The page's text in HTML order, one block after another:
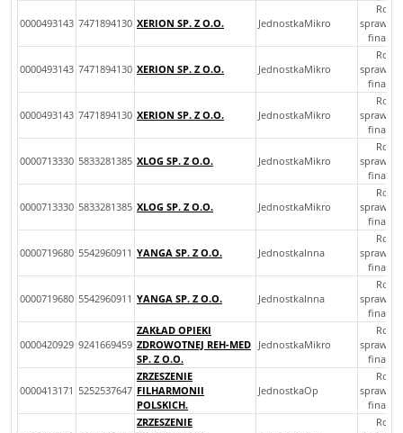
0000493143 7471894130 XERION SP. Z O.O. JednostkaMikro
0000493143 7471894130 XERION SP. Z O.O. JednostkaMikro
0000493143 7471894130 XERION SP. Z O.O. JednostkaMikro
0000713330 5833281385 XLOG SP. Z O.O. JednostkaMikro
0000713330 5833281385 XLOG SP. Z O.O. JednostkaMikro
0000719680 5542960911 YANGA SP. Z O.O. JednostkaInna
0000719680 5542960911 YANGA SP. Z O.O. JednostkaInna
0000420929 9241669459
ZAKŁAD OPIEKI
ZDROWOTNEJ REH-MED
SP. Z O.O.
JednostkaMikro
0000413171 5252537647
ZRZESZENIE
FILHARMONII
POLSKICH.
JednostkaOp
ZRZESZENIE